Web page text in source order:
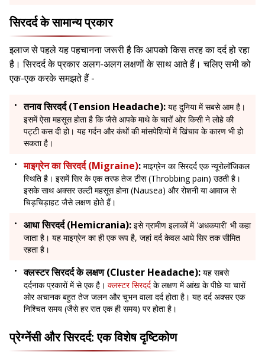
सिरदर्द के सामान्य प्रकार
इलाज से पहले यह पहचानना जरूरी है कि आपको किस तरह का दर्द हो रहा
है। सिरदर्द के प्रकार अलग-अलग लक्षणों के साथ आते हैं। चलिए सभी को
एक-एक करके समझते हैं -
तनाव सिरदर्द (Tension Headache): यह दुनिया में सबसे आम है।
इसमें ऐसा महसूस होता है कि जैसे आपके माथे के चारों ओर किसी ने लोहे की
पट्टी कस दी हो। यह गर्दन और कंधों की मांसपेशियों में खिंचाव के कारण भी हो
सकता है।
माइग्रेन का सिरदर्द (Migraine): माइग्रेन का सिरदर्द एक न्यूरोलॉजिकल
स्थिति है। इसमें सिर के एक तरफ तेज टीस (Throbbing pain) उठती है।
इसके साथ अक्सर उल्टी महसूस होना (Nausea) और रोशनी या आवाज से
चिड़चिड़ाहट जैसे लक्षण होते हैं।
आधा सिरदर्द (Hemicrania): इसे ग्रामीण इलाकों में 'अधकपारी' भी कहा
जाता है। यह माइग्रेन का ही एक रूप है, जहां दर्द केवल आधे सिर तक सीमित
रहता है।
क्लस्टर सिरदर्द के लक्षण (Cluster Headache): यह सबसे
दर्दनाक प्रकारों में से एक है। क्लस्टर सिरदर्द के लक्षण में आंख के पीछे या चारों
ओर अचानक बहुत तेज जलन और चुभन वाला दर्द होता है। यह दर्द अक्सर एक
निश्चित समय (जैसे हर रात एक ही समय) पर होता है।
प्रेग्नेंसी और सिरदर्द: एक विशेष दृष्टिकोण